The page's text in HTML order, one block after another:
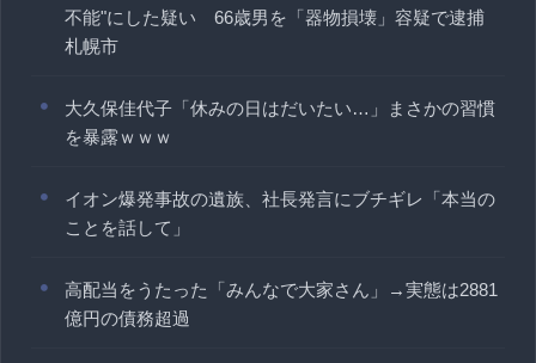
不能"にした疑い 66歳男を「器物損壊」容疑で逮捕
札幌市
大久保佳代子「休みの日はだいたい…」まさかの習慣
を暴露ｗｗｗ
イオン爆発事故の遺族、社長発言にブチギレ「本当の
ことを話して」
高配当をうたった「みんなで大家さん」→実態は2881
億円の債務超過